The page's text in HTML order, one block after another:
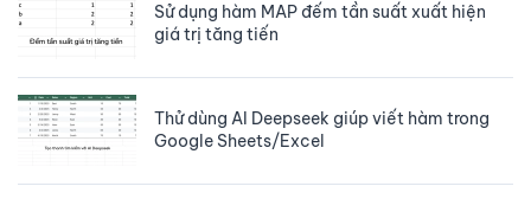
Sử dụng hàm MAP đếm tần suất xuất hiện
giá trị tăng tiến
Thử dùng AI Deepseek giúp viết hàm trong
Google Sheets/Excel